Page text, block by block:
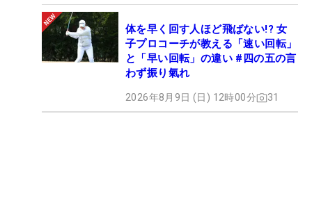
体を早く回す人ほど飛ばない!? 女
子プロコーチが教える「速い回転」
と「早い回転」の違い #四の五の言
わず振り氣れ
2026年8月9日 (日) 12時00分 31